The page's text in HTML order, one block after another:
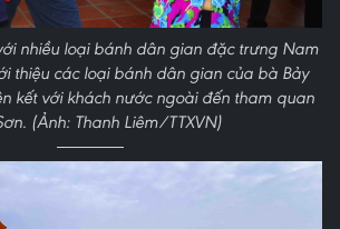
nhiều loại bánh dân gian đặc trưng Nam
thiệu các loại bánh dân gian của bà Bảy
kết với khách nước ngoài đến tham quan
(Ảnh: Thanh Liêm/TTXVN)